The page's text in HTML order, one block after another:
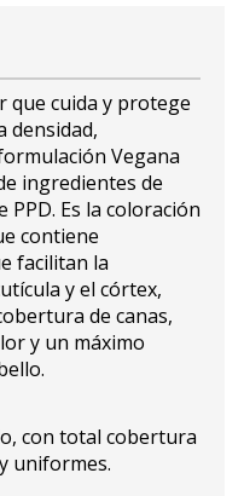
que cuida y protege
densidad,
Vegana
ingredientes de
Es la coloración
contiene
facilitan la
y el córtex,
de canas,
y un máximo
con total cobertura
uniformes.